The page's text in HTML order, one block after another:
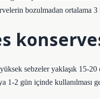
bozulmadan ortalama 3
sebzeler yaklaşık 15-
1-2 gün içinde kullanılması